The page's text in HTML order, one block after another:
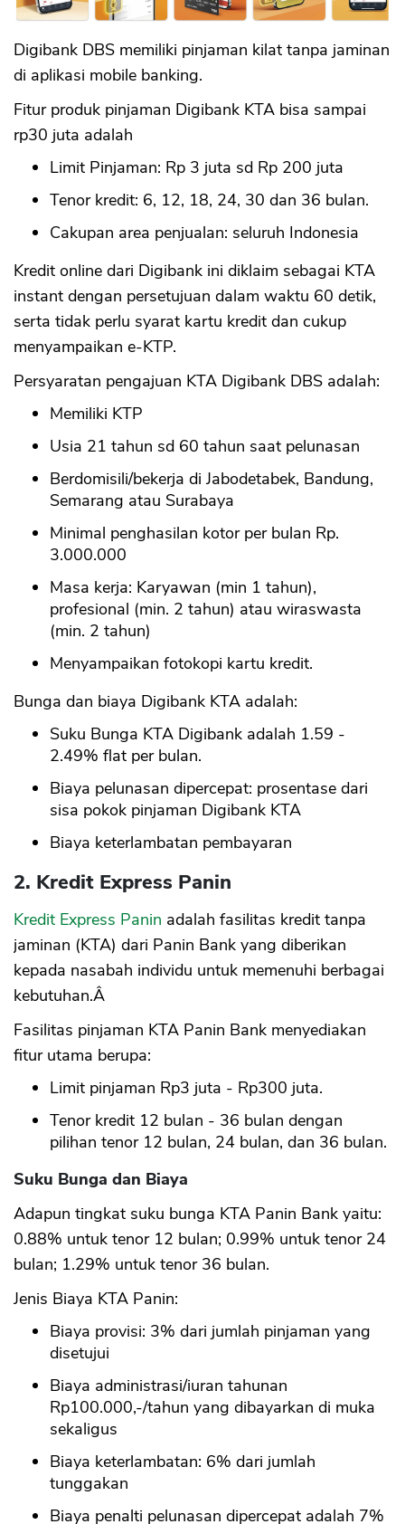
Digibank DBS memiliki pinjaman kilat tanpa jaminan
di aplikasi mobile banking.
Fitur produk pinjaman Digibank KTA bisa sampai
rp30 juta adalah
Limit Pinjaman: Rp 3 juta sd Rp 200 juta
Tenor kredit: 6, 12, 18, 24, 30 dan 36 bulan.
Cakupan area penjualan: seluruh Indonesia
Kredit online dari Digibank ini diklaim sebagai KTA
instant dengan persetujuan dalam waktu 60 detik,
serta tidak perlu syarat kartu kredit dan cukup
menyampaikan e-KTP.
Persyaratan pengajuan KTA Digibank DBS adalah:
Memiliki KTP
Usia 21 tahun sd 60 tahun saat pelunasan
Berdomisili/bekerja di Jabodetabek, Bandung,
Semarang atau Surabaya
Minimal penghasilan kotor per bulan Rp.
3.000.000
Masa kerja: Karyawan (min 1 tahun),
profesional (min. 2 tahun) atau wiraswasta
(min. 2 tahun)
Menyampaikan fotokopi kartu kredit.
Bunga dan biaya Digibank KTA adalah:
Suku Bunga KTA Digibank adalah 1.59 -
2.49% flat per bulan.
Biaya pelunasan dipercepat: prosentase dari
sisa pokok pinjaman Digibank KTA
Biaya keterlambatan pembayaran
2. Kredit Express Panin
Kredit Express Panin adalah fasilitas kredit tanpa
jaminan (KTA) dari Panin Bank yang diberikan
kepada nasabah individu untuk memenuhi berbagai
kebutuhan.Â
Fasilitas pinjaman KTA Panin Bank menyediakan
fitur utama berupa:
Limit pinjaman Rp3 juta - Rp300 juta.
Tenor kredit 12 bulan - 36 bulan dengan
pilihan tenor 12 bulan, 24 bulan, dan 36 bulan.
Suku Bunga dan Biaya
Adapun tingkat suku bunga KTA Panin Bank yaitu:
0.88% untuk tenor 12 bulan; 0.99% untuk tenor 24
bulan; 1.29% untuk tenor 36 bulan.
Jenis Biaya KTA Panin:
Biaya provisi: 3% dari jumlah pinjaman yang
disetujui
Biaya administrasi/iuran tahunan
Rp100.000,-/tahun yang dibayarkan di muka
sekaligus
Biaya keterlambatan: 6% dari jumlah
tunggakan
Biaya penalti pelunasan dipercepat adalah 7%